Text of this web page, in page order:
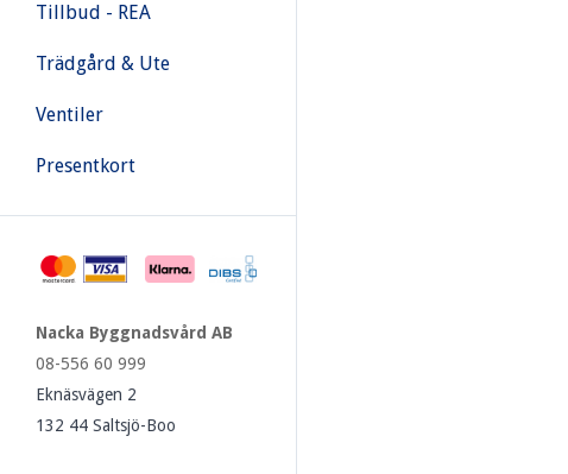
Tillbud - REA
Trädgård & Ute
Ventiler
Presentkort
Nacka Byggnadsvård AB
08-556 60 999
Eknäsvägen 2
132 44 Saltsjö-Boo